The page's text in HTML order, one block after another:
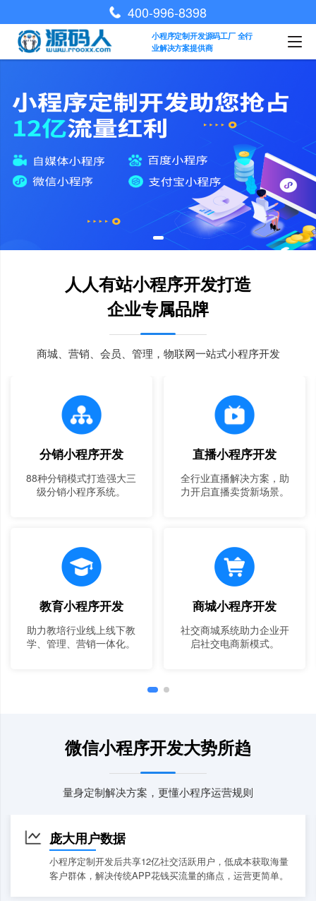
400-996-8398
小程序定制开发源码工厂 全行
业解决方案提供商
人人有站小程序开发打造
企业专属品牌
商城、营销、会员、管理，物联网一站式小程序开发
分销小程序开发
88种分销模式打造强大三
级分销小程序系统。
直播小程序开发
全行业直播解决方案，助
力开启直播卖货新场景。
教育小程序开发
助力教培行业线上线下教
学、管理、营销一体化。
商城小程序开发
社交商城系统助力企业开
启社交电商新模式。
微信小程序开发大势所趋
量身定制解决方案，更懂小程序运营规则
庞大用户数据
小程序定制开发后共享12亿社交活跃用户，低成本获取海量
客户群体，解决传统APP花钱买流量的痛点，运营更简单。